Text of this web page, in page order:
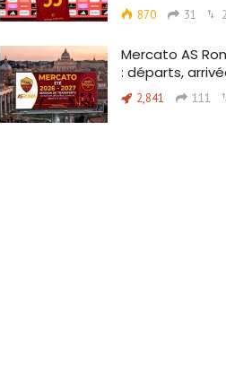
870 31
Mercato AS
: départs,
2,841 111